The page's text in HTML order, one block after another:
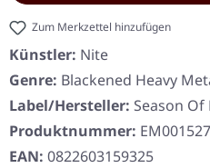
Zum Merkzettel hinzufügen
Künstler: Nite
Genre: Blackened Heavy
Label/Hersteller: Season
Produktnummer:
EAN: 0822603159325